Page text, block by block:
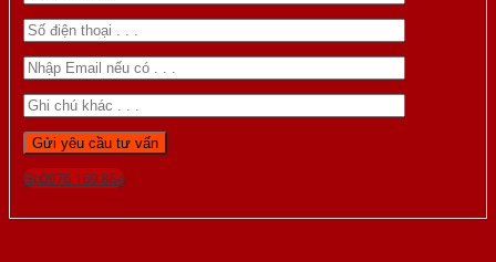
Gọi 0976.169.864